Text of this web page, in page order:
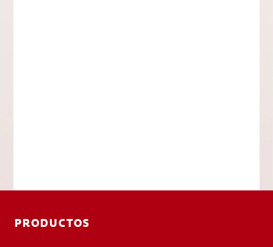
PRODUCTOS